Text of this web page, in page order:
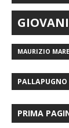
GIOVANI
MAURIZIO
PALLAPUGNO
PRIMA